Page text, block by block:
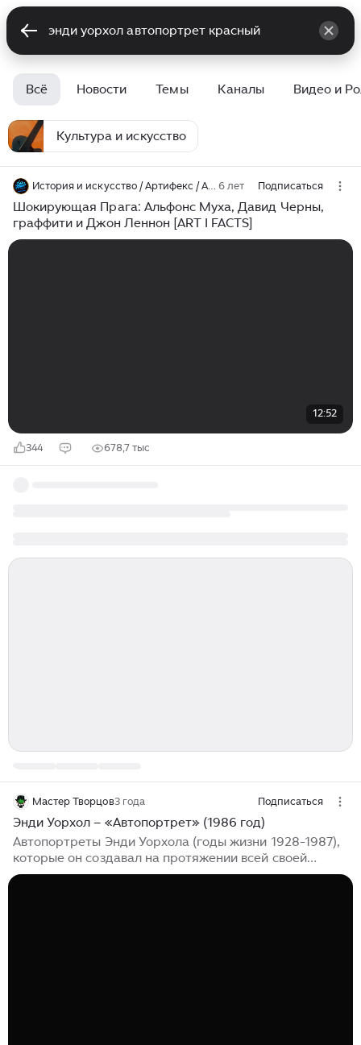
Всё Новости Темы Каналы Видео и
Культура и искусство
История и искусство / Артифекс / ARTIFEX.RU 6 лет Подписаться
Шокирующая Прага: Альфонс Муха, Давид Черны,
граффити и Джон Леннон [ART I FACTS]
12:52
344 678,7 тыс
Мастер Творцов3 года Подписаться
Энди Уорхол – «Автопортрет» (1986 год)
Автопортреты Энди Уорхола (годы жизни 1928-1987),
которые он создавал на протяжении всей своей
карьеры, раскрывают для нас основную тему. Смело